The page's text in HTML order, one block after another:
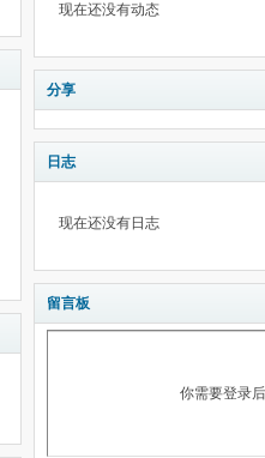
现在还没有动态
分享
日志
现在还没有日志
留言板
你需要登录